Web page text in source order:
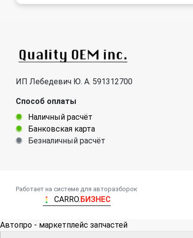
ИП Лебедевич Ю. А. 591312700
Способ оплаты
Наличный расчёт
Банковская карта
Безналичный расчёт
Работает на системе для авторазборок
CARRO.БИЗНЕС
Автопро - маркетплейс запчастей